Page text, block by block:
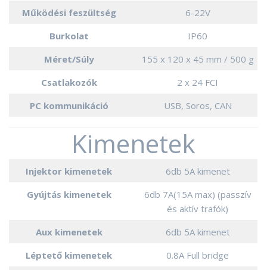
Működési feszültség
6-22V
Burkolat
IP60
Méret/Súly
155 x 120 x 45 mm / 500 g
Csatlakozók
2 x 24 FCI
PC kommunikáció
USB, Soros, CAN
Kimenetek
Injektor kimenetek
6db 5A kimenet
Gyújtás kimenetek
6db 7A(15A max) (passzív
és aktív trafók)
Aux kimenetek
6db 5A kimenet
Léptető kimenetek
0.8A Full bridge